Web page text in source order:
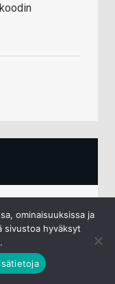
jäähdytyslevyn
ominaisuuksissa ja
sivustoa hyväksyt